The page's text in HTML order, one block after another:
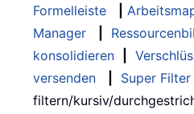
Formelleiste
Manager
konsolidieren
versenden
Super Filter
filtern/kursiv/